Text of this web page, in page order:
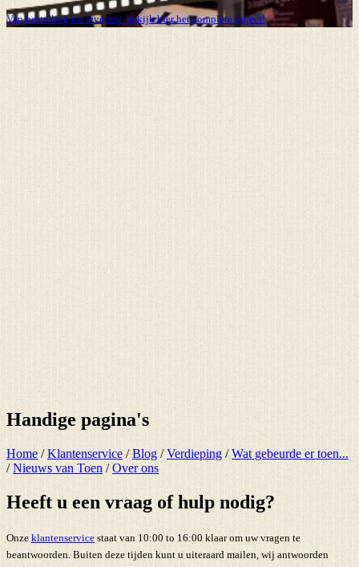
Van bestelling tot levering, bekijk hier het complete traject!
Handige pagina's
Home /Klantenservice /Blog /Verdieping /Wat gebeurde er toen...
/Nieuws van Toen /Over ons
Heeft u een vraag of hulp nodig?
Onze klantenservice staat van 10:00 to 16:00 klaar om uw vragen te
beantwoorden. Buiten deze tijden kunt u uiteraard mailen, wij antwoorden